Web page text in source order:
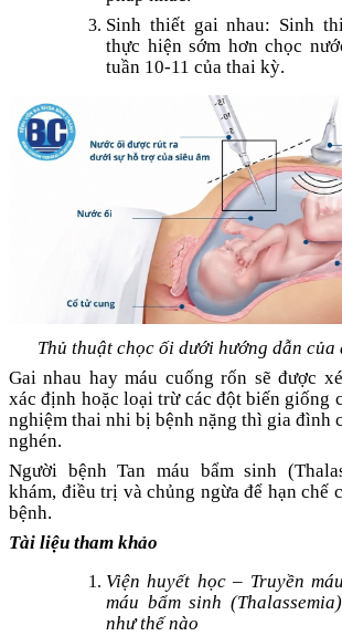
Sinh thiết gai nhau: Sinh
thực hiện sớm hơn chọc
tuần 10-11 của thai kỳ.
Thủ thuật chọc ối dưới hướng dẫn của
Gai nhau hay máu cuống rốn sẽ được
xác định hoặc loại trừ các đột biến giống
nghiệm thai nhi bị bệnh nặng thì gia đình
nghén.
Người bệnh Tan máu bẩm sinh
khám, điều trị và chủng ngừa để hạn chế
bệnh.
Tài liệu tham khảo
Viện huyết học – Truyền
máu bẩm sinh
như thế nào